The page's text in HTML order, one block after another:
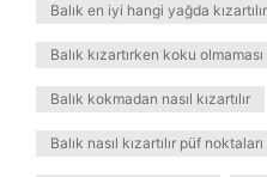
Balık en iyi hangi yağda kızartılır
Balık kızartırken koku
Balık kokmadan nasıl kızartılır
Balık nasıl kızartılır püf noktaları